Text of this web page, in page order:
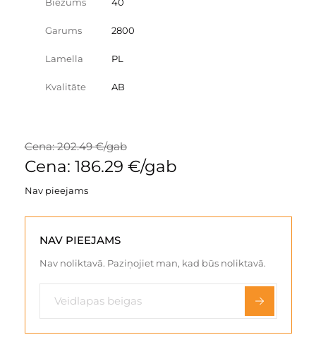
Garums 2800
Lamella PL
Kvalitāte AB
Cena: 202.49 €/gab
Cena: 186.29 €/gab
Nav pieejams
NAV PIEEJAMS
Nav noliktavā. Paziņojiet man, kad būs noliktavā.